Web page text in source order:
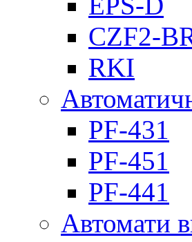
CZF2-
RKI
PF-431
PF-451
PF-441
Автомати